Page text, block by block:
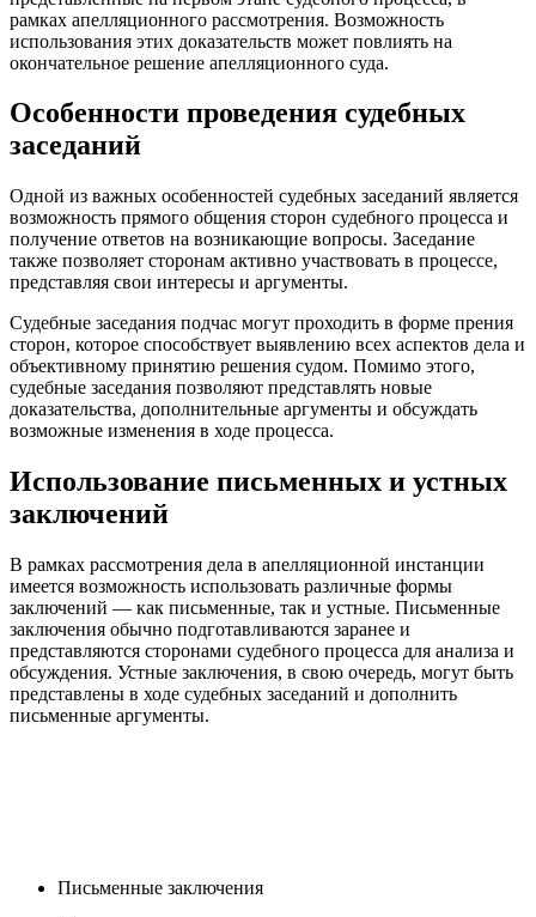
рамках апелляционного рассмотрения. Возможность
использования этих доказательств может повлиять на
окончательное решение апелляционного суда.
Особенности проведения судебных
заседаний
Одной из важных особенностей судебных заседаний является
возможность прямого общения сторон судебного процесса и
получение ответов на возникающие вопросы. Заседание
также позволяет сторонам активно участвовать в процессе,
представляя свои интересы и аргументы.
Судебные заседания подчас могут проходить в форме прения
сторон, которое способствует выявлению всех аспектов дела и
объективному принятию решения судом. Помимо этого,
судебные заседания позволяют представлять новые
доказательства, дополнительные аргументы и обсуждать
возможные изменения в ходе процесса.
Использование письменных и устных
заключений
В рамках рассмотрения дела в апелляционной инстанции
имеется возможность использовать различные формы
заключений — как письменные, так и устные. Письменные
заключения обычно подготавливаются заранее и
представляются сторонами судебного процесса для анализа и
обсуждения. Устные заключения, в свою очередь, могут быть
представлены в ходе судебных заседаний и дополнить
письменные аргументы.
Письменные заключения